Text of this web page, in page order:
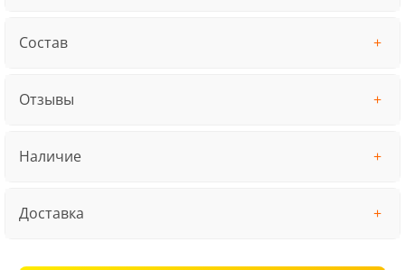
Состав
Отзывы
Наличие
Доставка